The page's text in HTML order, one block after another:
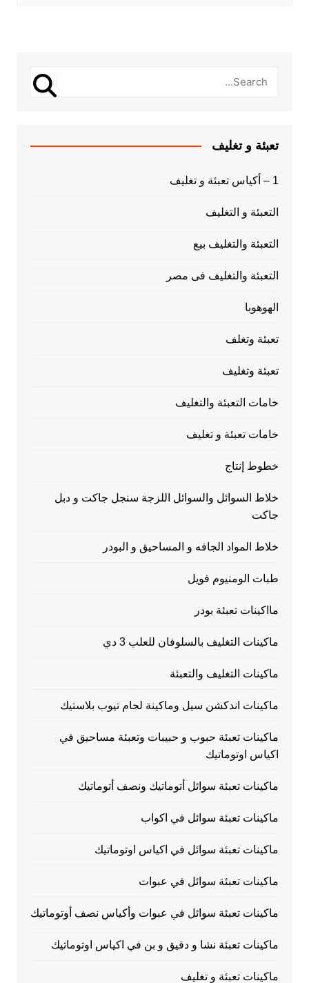
تعبئة و تغليف
1 – أكياس تعبئة و تغليف
التعبئة و التغليف
التعبئة والتغليف بيع
التعبئة والتغليف فى مصر
الهوهوبا
تعبئة وتغلف
تعبئة وتغليف
خامات التعبئة والتغليف
خامات تعبئة و تغليف
خطوط إنتاج
خلاط السوائل والسوائل اللزجة سنجل جاكت و دبل
جاكت
خلاط المواد الجافه و المساحيق و البودر
طبات الومنيوم فويل
مااكينات تعبئة بودر
ماكينات التغليف بالسلوفان للعلب 3 دي
ماكينات التغليف والتعبئة
ماكينات اندكشن سيل وماكينة لحام تيوب بلاستيك
ماكينات تعبئة حبوب و حبيبات وتعبئة مساحيق في
اكياس اوتوماتيك
ماكينات تعبئة سوائل أتوماتيك ونصف أتوماتيك
ماكينات تعبئة سوائل في اكواب
ماكينات تعبئة سوائل في اكياس اوتوماتيك
ماكينات تعبئة سوائل في عبوات
ماكينات تعبئة سوائل في عبوات وأكياس نصف أوتوماتيك
ماكينات تعبئة نشا و دقيق و بن في اكياس اوتوماتيك
ماكينات تعبئة و تغليف